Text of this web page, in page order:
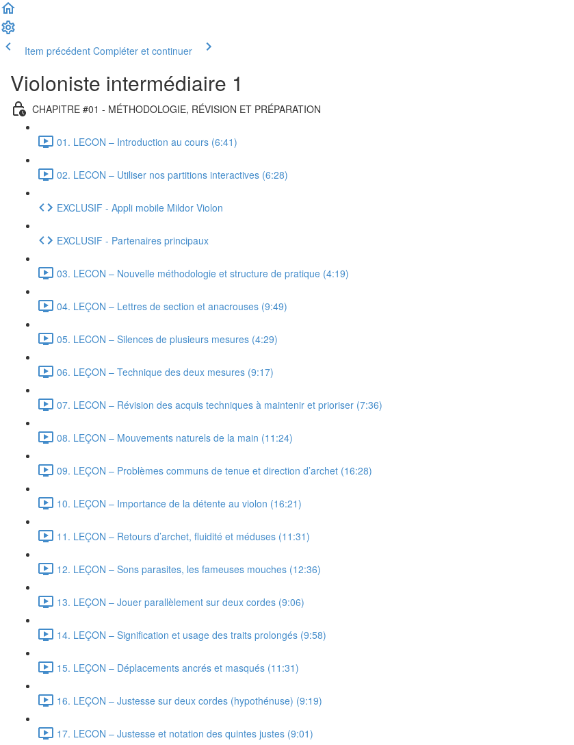
Item précédent Compléter et continuer
Violoniste intermédiaire 1
CHAPITRE #01 - MÉTHODOLOGIE, RÉVISION ET PRÉPARATION
01. LECON – Introduction au cours (6:41)
02. LECON – Utiliser nos partitions interactives (6:28)
EXCLUSIF - Appli mobile Mildor Violon
EXCLUSIF - Partenaires principaux
03. LECON – Nouvelle méthodologie et structure de pratique (4:19)
04. LEÇON – Lettres de section et anacrouses (9:49)
05. LECON – Silences de plusieurs mesures (4:29)
06. LEÇON – Technique des deux mesures (9:17)
07. LECON – Révision des acquis techniques à maintenir et prioriser (7:36)
08. LEÇON – Mouvements naturels de la main (11:24)
09. LEÇON – Problèmes communs de tenue et direction d’archet (16:28)
10. LEÇON – Importance de la détente au violon (16:21)
11. LEÇON – Retours d’archet, fluidité et méduses (11:31)
12. LEÇON – Sons parasites, les fameuses mouches (12:36)
13. LEÇON – Jouer parallèlement sur deux cordes (9:06)
14. LEÇON – Signification et usage des traits prolongés (9:58)
15. LEÇON – Déplacements ancrés et masqués (11:31)
16. LEÇON – Justesse sur deux cordes (hypothénuse) (9:19)
17. LECON – Justesse et notation des quintes justes (9:01)